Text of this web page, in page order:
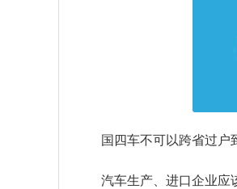
国四车不可以跨省过户
汽车生产、进口企业应